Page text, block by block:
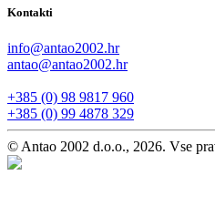
Kontakti
info@antao2002.hr
antao@antao2002.hr
+385 (0) 98 9817 960
+385 (0) 99 4878 329
© Antao 2002 d.o.o., 2026. Vse